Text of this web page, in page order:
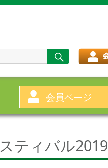
検
索
会員ページ
ティバル2019